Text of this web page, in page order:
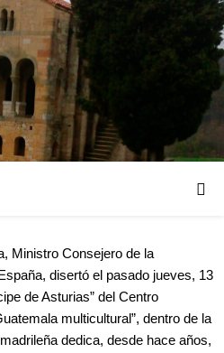
Ministro Consejero de la
disertó el pasado jueves, 13
de Asturias” del Centro
multicultural”, dentro de la
dedica, desde hace años,